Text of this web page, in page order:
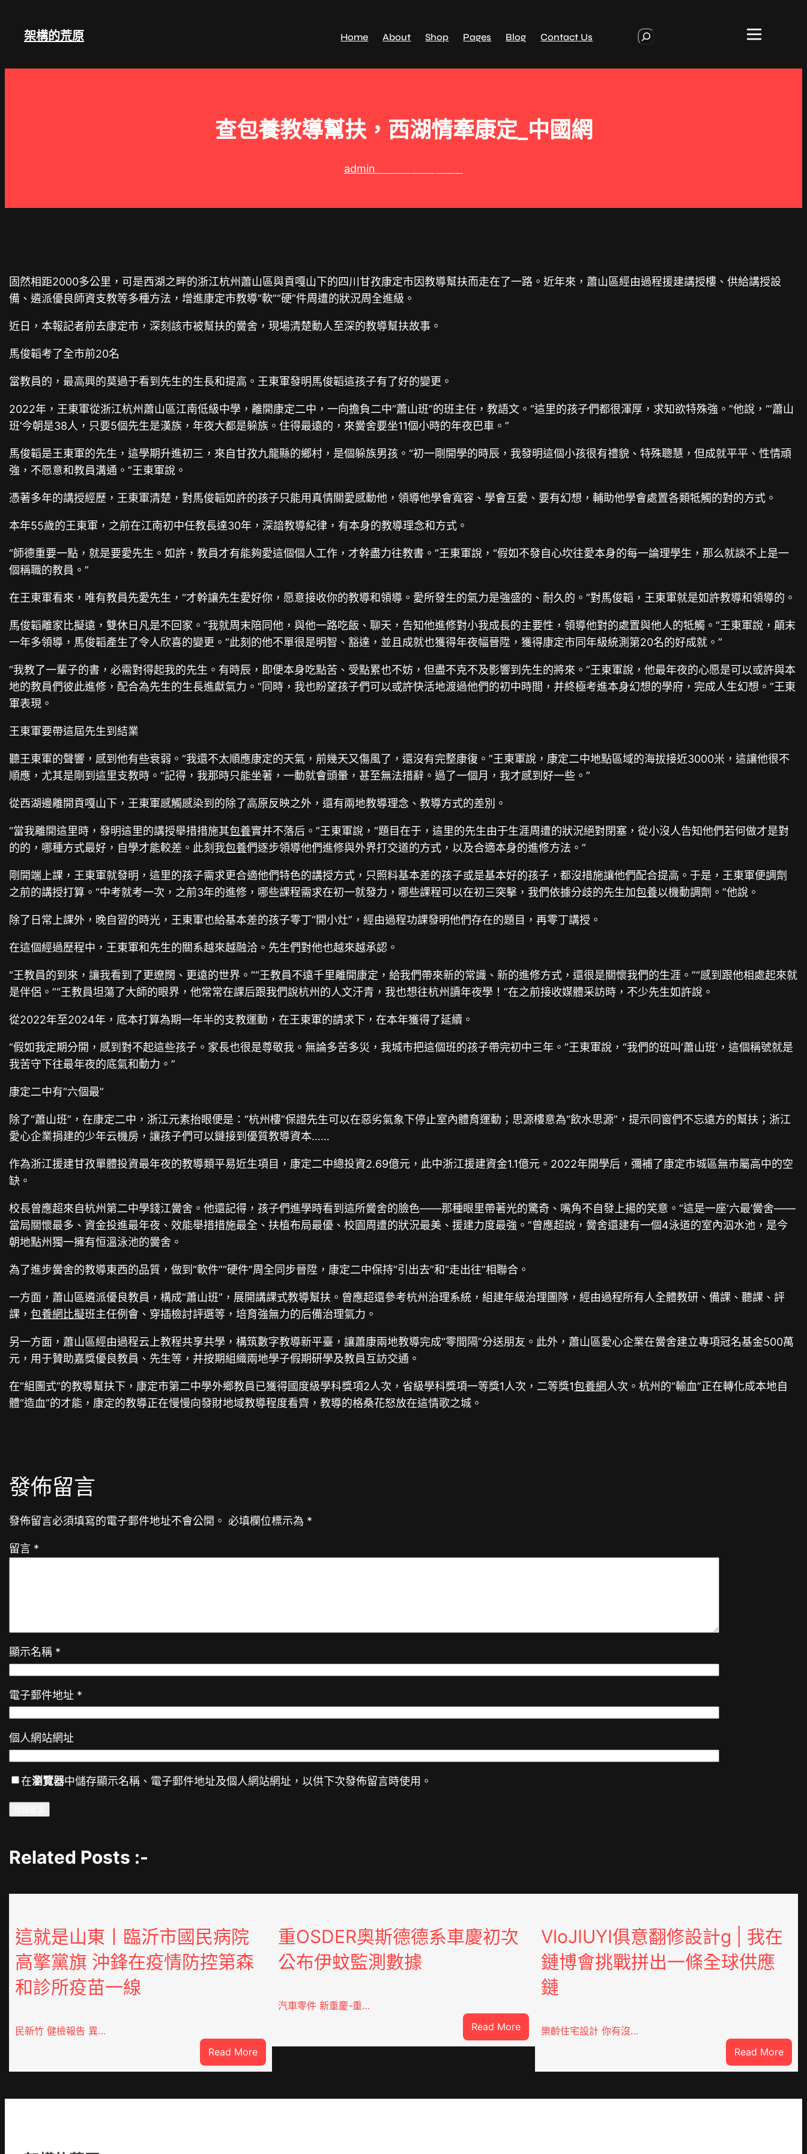
架構的荒原 Home About Shop Pages Blog Contact Us
r
查包養教導幫扶，西湖情牽康定_中國網
admin
固然相距2000多公里，可是西湖之畔的浙江杭州蕭山區與貢嘎山下的四川甘孜康定市因教導幫扶而走在了一路。近年來，蕭山區經由過程援建講授樓、供給講授設
備、遴派優良師資支教等多種方法，增進康定市教導“軟”“硬”件周遭的狀況周全進級。
近日，本報記者前去康定市，深刻該市被幫扶的黌舍，現場清楚動人至深的教導幫扶故事。
馬俊韜考了全市前20名
當教員的，最高興的莫過于看到先生的生長和提高。王東軍發明馬俊韜這孩子有了好的變更。
2022年，王東軍從浙江杭州蕭山區江南低級中學，離開康定二中，一向擔負二中“蕭山班”的班主任，教語文。“這里的孩子們都很渾厚，求知欲特殊強。”他說，“‘蕭山
班’今朝是38人，只要5個先生是漢族，年夜大都是躲族。住得最遠的，來黌舍要坐11個小時的年夜巴車。”
馬俊韜是王東軍的先生，這學期升進初三，來自甘孜九龍縣的鄉村，是個躲族男孩。“初一剛開學的時辰，我發明這個小孩很有禮貌、特殊聰慧，但成就平平、性情頑
強，不愿意和教員溝通。”王東軍說。
憑著多年的講授經歷，王東軍清楚，對馬俊韜如許的孩子只能用真情關愛感動他，領導他學會寬容、學會互愛、要有幻想，輔助他學會處置各類牴觸的對的方式。
本年55歲的王東軍，之前在江南初中任教長達30年，深諳教導紀律，有本身的教導理念和方式。
“師德重要一點，就是要愛先生。如許，教員才有能夠愛這個個人工作，才幹盡力往教書。”王東軍說，“假如不發自心坎往愛本身的每一論理學生，那么就談不上是一
個稱職的教員。”
在王東軍看來，唯有教員先愛先生，“才幹讓先生愛好你，愿意接收你的教導和領導。愛所發生的氣力是強盛的、耐久的。”對馬俊韜，王東軍就是如許教導和領導的。
馬俊韜離家比擬遠，雙休日凡是不回家。“我就周末陪同他，與他一路吃飯、聊天，告知他進修對小我成長的主要性，領導他對的處置與他人的牴觸。”王東軍說，顛末
一年多領導，馬俊韜產生了令人欣喜的變更。“此刻的他不單很是明智、豁達，並且成就也獲得年夜幅晉陞，獲得康定市同年級統測第20名的好成就。”
“我教了一輩子的書，必需對得起我的先生。有時辰，即便本身吃點苦、受點累也不妨，但盡不克不及影響到先生的將來。”王東軍說，他最年夜的心愿是可以或許與本
地的教員們彼此進修，配合為先生的生長進獻氣力。“同時，我也盼望孩子們可以或許快活地渡過他們的初中時間，并終極考進本身幻想的學府，完成人生幻想。”王東
軍表現。
王東軍要帶這屆先生到結業
聽王東軍的聲響，感到他有些衰弱。“我還不太順應康定的天氣，前幾天又傷風了，還沒有完整康復。”王東軍說，康定二中地點區域的海拔接近3000米，這讓他很不
順應，尤其是剛到這里支教時。“記得，我那時只能坐著，一動就會頭暈，甚至無法措辭。過了一個月，我才感到好一些。”
從西湖邊離開貢嘎山下，王東軍感觸感染到的除了高原反映之外，還有兩地教導理念、教導方式的差別。
“當我離開這里時，發明這里的講授舉措措施其包養實并不落后。”王東軍說，“題目在于，這里的先生由于生涯周遭的狀況絕對閉塞，從小沒人告知他們若何做才是對
的的，哪種方式最好，自學才能較差。此刻我包養們逐步領導他們進修與外界打交道的方式，以及合適本身的進修方法。”
剛開端上課，王東軍就發明，這里的孩子需求更合適他們特色的講授方式，只照料基本差的孩子或是基本好的孩子，都沒措施讓他們配合提高。于是，王東軍便調劑
之前的講授打算。“中考就考一次，之前3年的進修，哪些課程需求在初一就發力，哪些課程可以在初三突擊，我們依據分歧的先生加包養以機動調劑。”他說。
除了日常上課外，晚自習的時光，王東軍也給基本差的孩子零丁“開小灶”，經由過程功課發明他們存在的題目，再零丁講授。
在這個經過歷程中，王東軍和先生的關系越來越融洽。先生們對他也越來越承認。
“王教員的到來，讓我看到了更遼闊、更遠的世界。”“王教員不遠千里離開康定，給我們帶來新的常識、新的進修方式，還很是關懷我們的生涯。”“感到跟他相處起來就
是伴侶。”“王教員坦蕩了大師的眼界，他常常在課后跟我們說杭州的人文汗青，我也想往杭州讀年夜學！”在之前接收媒體采訪時，不少先生如許說。
從2022年至2024年，底本打算為期一年半的支教運動，在王東軍的請求下，在本年獲得了延續。
“假如我定期分開，感到對不起這些孩子。家長也很是尊敬我。無論多苦多災，我城市把這個班的孩子帶完初中三年。”王東軍說，“我們的班叫‘蕭山班’，這個稱號就是
我苦守下往最年夜的底氣和動力。”
康定二中有“六個最”
除了“蕭山班”，在康定二中，浙江元素抬眼便是：“杭州樓”保證先生可以在惡劣氣象下停止室內體育運動；思源樓意為“飲水思源”，提示同窗們不忘遠方的幫扶；浙江
愛心企業捐建的少年云機房，讓孩子們可以鏈接到優質教導資本……
作為浙江援建甘孜單體投資最年夜的教導類平易近生項目，康定二中總投資2.69億元，此中浙江援建資金1.1億元。2022年開學后，彌補了康定市城區無市屬高中的空
缺。
校長曾應超來自杭州第二中學錢江黌舍。他還記得，孩子們進學時看到這所黌舍的臉色——那種眼里帶著光的驚奇、嘴角不自發上揚的笑意。“這是一座‘六最’黌舍——
當局關懷最多、資金投進最年夜、效能舉措措施最全、扶植布局最優、校園周遭的狀況最美、援建力度最強。”曾應超說，黌舍還建有一個4泳道的室內泅水池，是今
朝地點州獨一擁有恒溫泳池的黌舍。
為了進步黌舍的教導東西的品質，做到“軟件”“硬件”周全同步晉陞，康定二中保持“引出去”和“走出往”相聯合。
一方面，蕭山區遴派優良教員，構成“蕭山班”，展開講課式教導幫扶。曾應超還參考杭州治理系統，組建年級治理團隊，經由過程所有人全體教研、備課、聽課、評
課，包養網比擬班主任例會、穿插檢討評選等，培育強無力的后備治理氣力。
另一方面，蕭山區經由過程云上教程共享共學，構筑數字教導新平臺，讓蕭康兩地教導完成“零間隔”分送朋友。此外，蕭山區愛心企業在黌舍建立專項冠名基金500萬
元，用于贊助嘉獎優良教員、先生等，并按期組織兩地學子假期研學及教員互訪交通。
在“組團式”的教導幫扶下，康定市第二中學外鄉教員已獲得國度級學科獎項2人次，省級學科獎項一等獎1人次，二等獎1包養網人次。杭州的“輸血”正在轉化成本地自
體“造血”的才能，康定的教導正在慢慢向發財地域教導程度看齊，教導的格桑花怒放在這情歌之城。
發佈留言
發佈留言必須填寫的電子郵件地址不會公開。 必填欄位標示為 *
留言 *
顯示名稱 *
電子郵件地址 *
個人網站網址
在瀏覽器中儲存顯示名稱、電子郵件地址及個人網站網址，以供下次發佈留言時使用。
Related Posts :-
這就是山東丨臨沂市國民病院
高擎黨旗 沖鋒在疫情防控第森
和診所疫苗一線
民新竹 健檢報告 異…
Read More:
這
是
重OSDER奧斯德德系車慶初次
公布伊蚊監測數據
汽車零件 新重慶-重…
Read More:
重
德
VloJIUYI俱意翻修設計g | 我在
鏈博會挑戰拼出一條全球供應
鏈
樂齡住宅設計 你有沒…
Read More:
意